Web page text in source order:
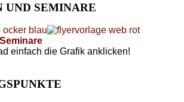
UND SEMINARE
einfach die Grafik anklicken!